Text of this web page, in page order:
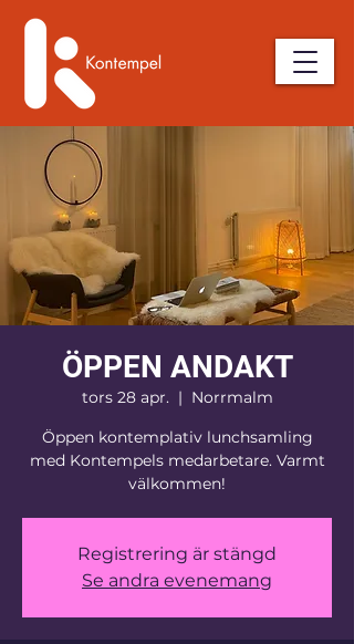
ÖPPEN ANDAKT
tors 28 apr.
  |
Norrmalm
Öppen kontemplativ lunchsamling
med Kontempels medarbetare. Varmt
välkommen!
Registrering är stängd
Se andra evenemang